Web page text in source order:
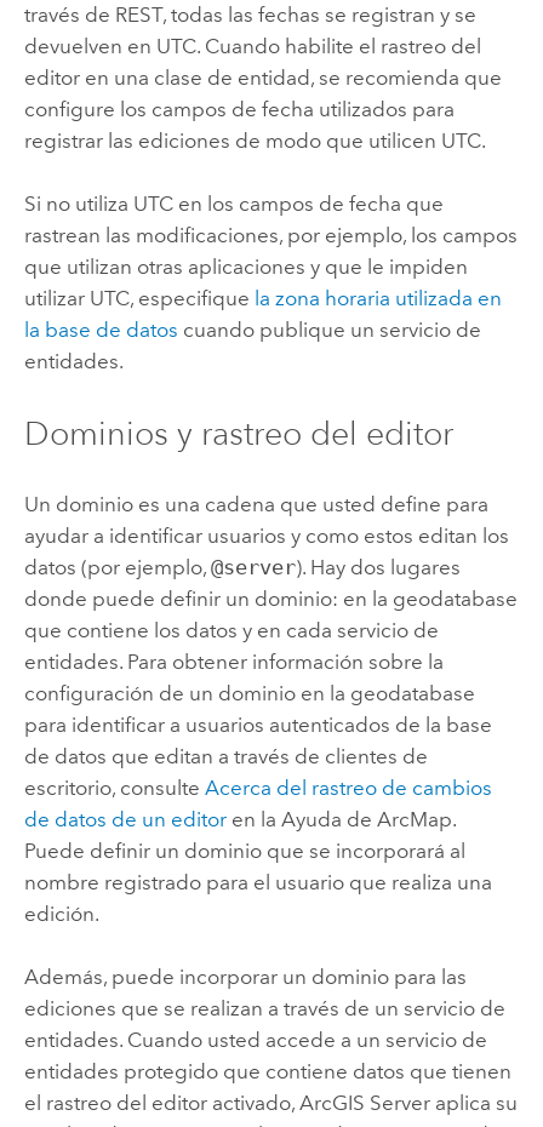
través de REST, todas las fechas se registran y se
devuelven en UTC. Cuando habilite el rastreo del
editor en una clase de entidad, se recomienda que
configure los campos de fecha utilizados para
registrar las ediciones de modo que utilicen UTC.
Si no utiliza UTC en los campos de fecha que
rastrean las modificaciones, por ejemplo, los campos
que utilizan otras aplicaciones y que le impiden
utilizar UTC, especifique la zona horaria utilizada en
la base de datos cuando publique un servicio de
entidades.
Dominios y rastreo del editor
Un dominio es una cadena que usted define para
ayudar a identificar usuarios y como estos editan los
datos (por ejemplo, @server). Hay dos lugares
donde puede definir un dominio: en la geodatabase
que contiene los datos y en cada servicio de
entidades. Para obtener información sobre la
configuración de un dominio en la geodatabase
para identificar a usuarios autenticados de la base
de datos que editan a través de clientes de
escritorio, consulte Acerca del rastreo de cambios
de datos de un editoren la Ayuda de ArcMap.
Puede definir un dominio que se incorporará al
nombre registrado para el usuario que realiza una
edición.
Además, puede incorporar un dominio para las
ediciones que se realizan a través de un servicio de
entidades. Cuando usted accede a un servicio de
entidades protegido que contiene datos que tienen
el rastreo del editor activado, ArcGIS Serveraplica su